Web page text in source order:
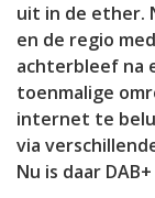
uit in de ether.
en de regio
achterbleef na
toenmalige
internet te
via
Nu is daar